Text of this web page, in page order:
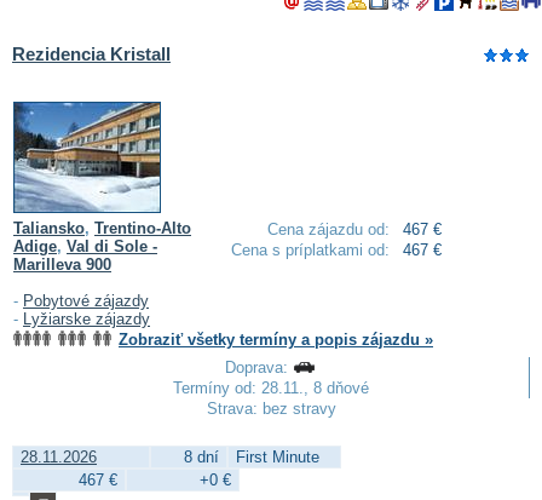
Rezidencia Kristall
Cena zájazdu od:
467 €
Cena s príplatkami od:
467 €
Taliansko, Trentino-Alto
Adige, Val di Sole -
Marilleva 900
- Pobytové zájazdy
- Lyžiarske zájazdy
Zobraziť všetky termíny a popis zájazdu »
Doprava:
Termíny od: 28.11., 8 dňové
Strava: bez stravy
28.11.2026 8 dní
First Minute
467 €
+0 €